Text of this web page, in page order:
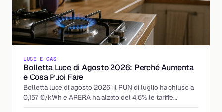
LUCE E GAS
Bolletta Luce di Agosto 2026: Perché Aumenta
e Cosa Puoi Fare
Bolletta luce di agosto 2026: il PUN di luglio ha chiuso a
0,157 €/kWh e ARERA ha alzato del 4,6% le tariffe
tutelate. Chi paga di più e come reagire.